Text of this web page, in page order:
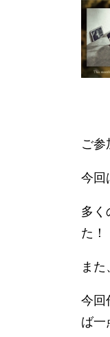
ご参
今回
多く
た！
ま
今回
ば一